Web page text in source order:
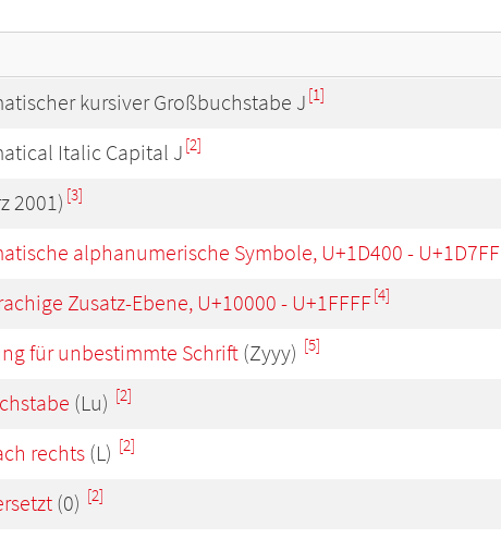
kursiver Großbuchstabe J [1]
Italic Capital J [2]
2001) [3]
alphanumerische Symbole, U+1D400 - U+1D7FF
Zusatz-Ebene, U+10000 - U+1FFFF[4]
für unbestimmte Schrift (Zyyy) [5]
(Lu) [2]
rechts(L) [2]
(0) [2]